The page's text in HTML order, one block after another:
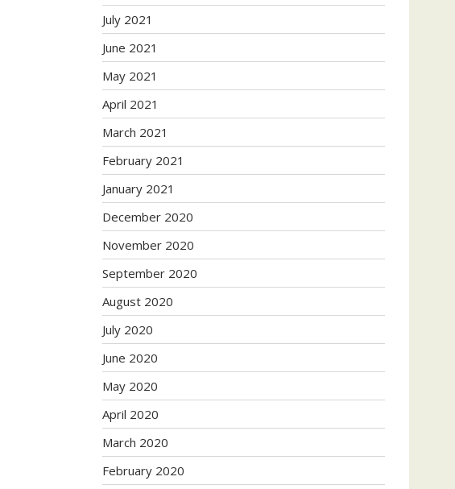
July 2021
June 2021
May 2021
April 2021
March 2021
February 2021
January 2021
December 2020
November 2020
September 2020
August 2020
July 2020
June 2020
May 2020
April 2020
March 2020
February 2020